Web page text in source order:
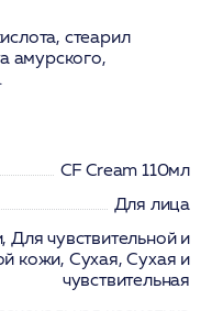
стеарил
амурского,
CF Cream 110мл
Для лица
Для чувствительной и
кожи, Сухая, Сухая и
чувствительная